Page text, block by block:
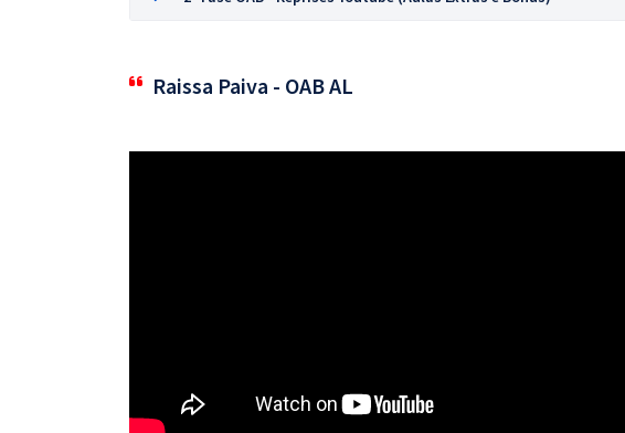
Raissa Paiva - OAB AL